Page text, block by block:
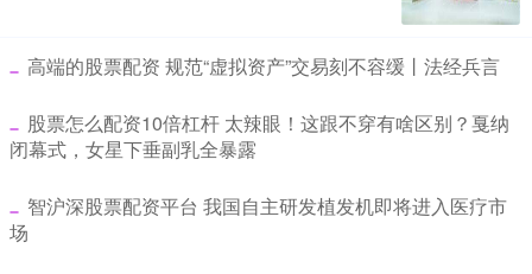
​高端的股票配资 规范“虚拟资产”交易刻不容缓丨法经兵言
​股票怎么配资10倍杠杆 太辣眼！这跟不穿有啥区别？戛纳
闭幕式，女星下垂副乳全暴露
​智沪深股票配资平台 我国自主研发植发机即将进入医疗市
场